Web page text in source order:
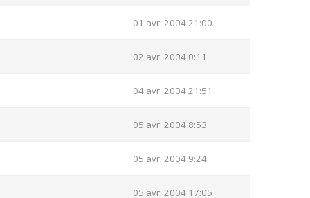
01 avr. 2004 21:00
02 avr. 2004 0:11
04 avr. 2004 21:51
05 avr. 2004 8:53
05 avr. 2004 9:24
05 avr. 2004 17:05